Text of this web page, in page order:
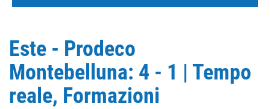
Este - Prodeco
Montebelluna: 4 - 1 | Tempo
reale, Formazioni